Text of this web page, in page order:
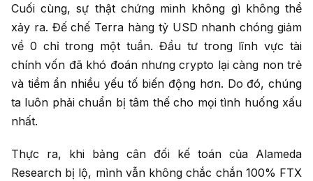
Cuối cùng, sự thật chứng minh không gì không thể
xảy ra. Đế chế Terra hàng tỷ USD nhanh chóng giảm
về 0 chỉ trong một tuần. Đầu tư trong lĩnh vực tài
chính vốn đã khó đoán nhưng crypto lại càng non trẻ
và tiềm ẩn nhiều yếu tố biến động hơn. Do đó, chúng
ta luôn phải chuẩn bị tâm thế cho mọi tình huống xấu
nhất.
Thực ra, khi bảng cân đối kế toán của Alameda
Research bị lộ, mình vẫn không chắc chắn 100% FTX